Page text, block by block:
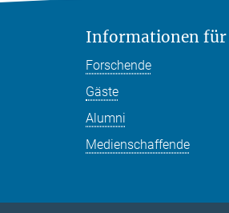
Informationen für
Forschende
Gäste
Alumni
Medienschaffende